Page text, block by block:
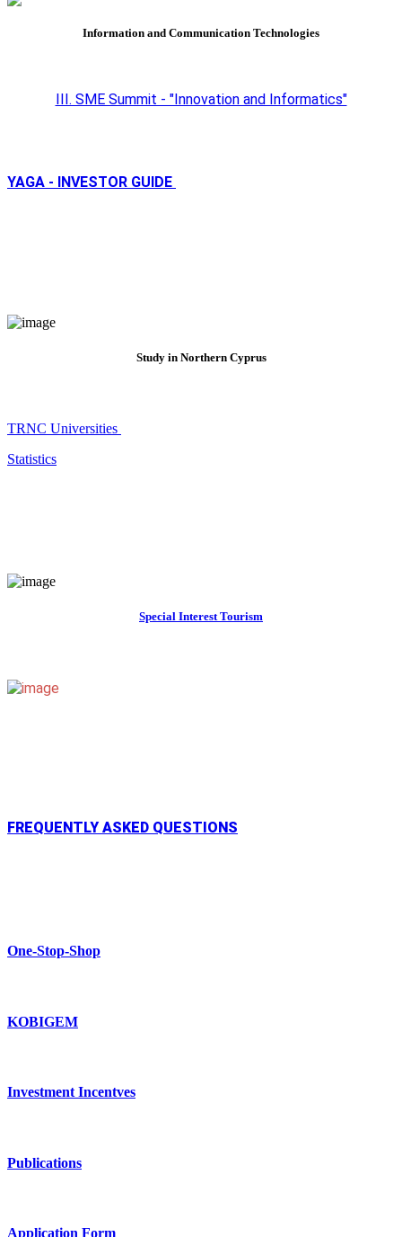
Information and Communication Technologies
III. SME Summit - "Innovation and Informatics"
YAGA - INVESTOR GUIDE
Study in Northern Cyprus
TRNC Universities
Statistics
Special Interest Tourism
FREQUENTLY ASKED QUESTIONS
One-Stop-Shop
KOBIGEM
Investment Incentves
Publications
Application Form